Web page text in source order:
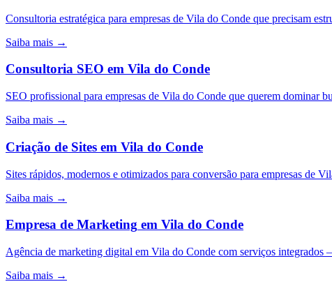
Consultoria estratégica para empresas de Vila do Conde que precisam
Saiba mais →
Consultoria SEO em Vila do Conde
SEO profissional para empresas de Vila do Conde que querem dominar
Saiba mais →
Criação de Sites em Vila do Conde
Sites rápidos, modernos e otimizados para conversão para empresas
Saiba mais →
Empresa de Marketing em Vila do Conde
Agência de marketing digital em Vila do Conde com serviços
Saiba mais →